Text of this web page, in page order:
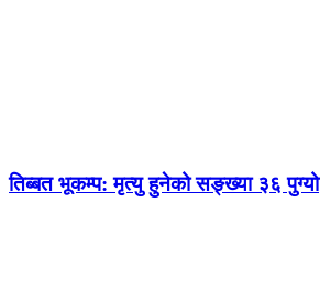
तिब्बत भूकम्प: मृत्यु हुनेको सङ्ख्या ३६ पुग्यो